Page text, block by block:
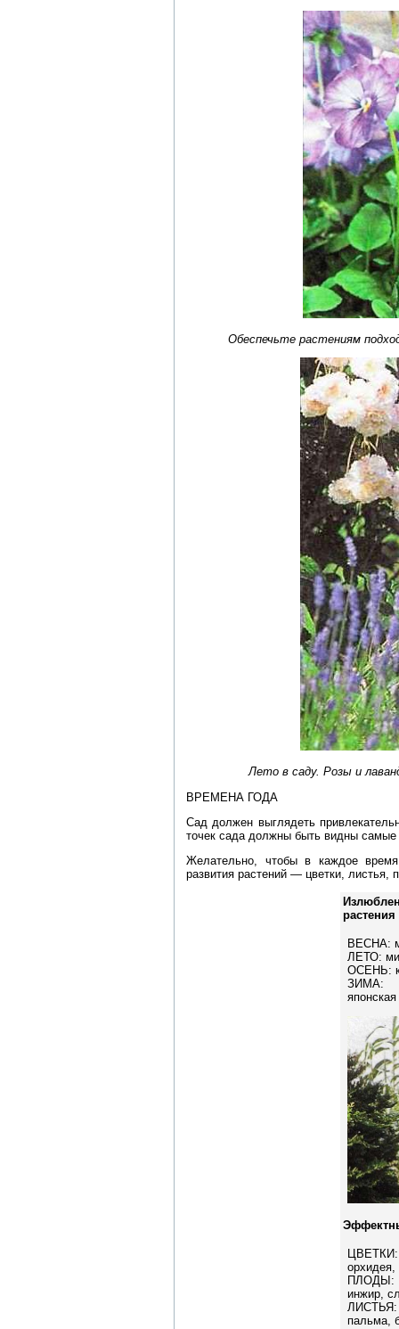
Обеспечьте растениям
Лето в саду. Розы и
ВРЕМЕНА ГОДА
Сад должен выглядеть
точек сада должны быть видны самые
Желательно, чтобы в каждое
развития растений — цветки, листья,
растения
ВЕСНА:
ЛЕТО:
ОСЕНЬ:
ЗИМА:
японская
ПЛОДЫ:
инжир,
ЛИСТЬЯ:
пальма,